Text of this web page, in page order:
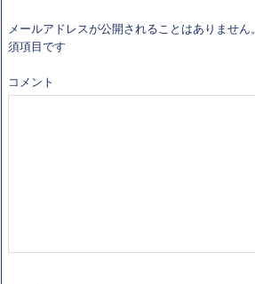
メールアドレスが公開されることはありません。
須項目です
コメント